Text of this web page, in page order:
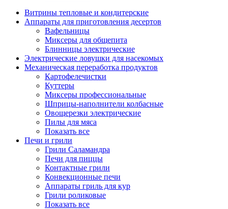
Витрины тепловые и кондитерские
Аппараты для приготовления десертов
Вафельницы
Миксеры для общепита
Блинницы электрические
Электрические ловушки для насекомых
Механическая переработка продуктов
Картофелечистки
Куттеры
Миксеры профессиональные
Шприцы-наполнители колбасные
Овощерезки электрические
Пилы для мяса
Показать все
Печи и грили
Грили Саламандра
Печи для пиццы
Контактные грили
Конвекционные печи
Аппараты гриль для кур
Грили роликовые
Показать все